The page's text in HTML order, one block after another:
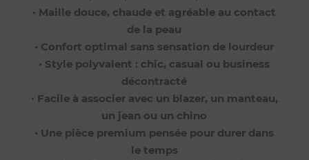
• Maille douce, chaude et agréable au contact
de la peau
• Confort optimal sans sensation de lourdeur
• Style polyvalent : chic, casual ou business
décontracté
• Facile à associer avec un blazer, un manteau,
un jean ou un chino
• Une pièce premium pensée pour durer dans
le temps